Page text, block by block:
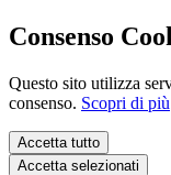
Consenso
Questo sito utilizza
consenso. Scopri di più
Accetta tutto
Accetta selezionati